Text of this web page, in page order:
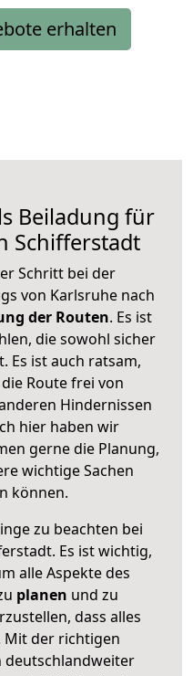
erhalten
Beiladung für
Schifferstadt
Schritt bei der
von Karlsruhe nach
der Routen. Es ist
die sowohl sicher
Es ist auch ratsam,
Route frei von
Hindernissen
hier haben wir
gerne die Planung,
wichtige Sachen
können.
zu beachten bei
Es ist wichtig,
alle Aspekte des
planen und zu
dass alles
der richtigen
deutschlandweiter